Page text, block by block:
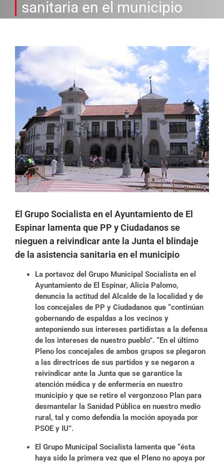
sanitaria en el municipio
Ver
imagen
más
grande
El Grupo Socialista en el Ayuntamiento de El
Espinar lamenta que PP y Ciudadanos se
nieguen a reivindicar ante la Junta el blindaje
de la asistencia sanitaria en el municipio
La portavoz del Grupo Municipal Socialista en el
Ayuntamiento de El Espinar, Alicia Palomo,
denuncia la actitud del Alcalde de la localidad y de
los concejales de PP y Ciudadanos que “continúan
gobernando de espaldas a los vecinos y
anteponiendo sus intereses partidistas a la defensa
de los intereses de nuestro pueblo”. “En el último
Pleno los concejales de ambos grupos se plegaron
a las directrices de sus partidos y se negaron a
reivindicar ante la Junta que se garantice la
atención médica y de enfermería en nuestro
municipio y que se retire el vergonzoso Plan para
desmantelar la Sanidad Pública en nuestro medio
rural, tal y como defendía la moción apoyada por
PSOE y IU”.
El Grupo Municipal Socialista lamenta que “ésta
haya sido la primera vez que el Pleno no apoya por